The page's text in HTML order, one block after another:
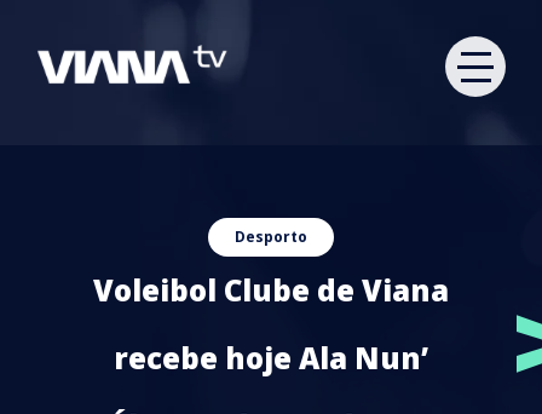
Desporto
Voleibol Clube de Viana
recebe hoje Ala Nun’